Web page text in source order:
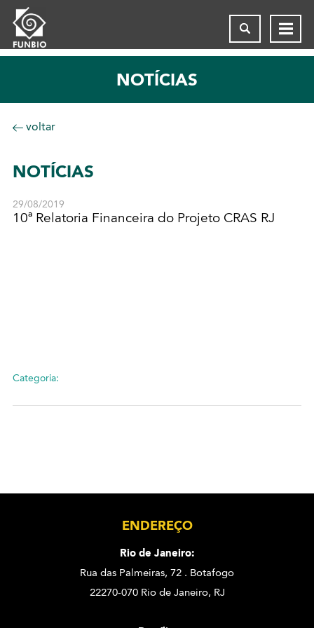
NOTÍCIAS
voltar
NOTÍCIAS
29/08/2019
10ª Relatoria Financeira do Projeto CRAS RJ
Categoria:
ENDEREÇO
Rio de Janeiro:
Rua das Palmeiras, 72 . Botafogo
22270-070 Rio de Janeiro, RJ